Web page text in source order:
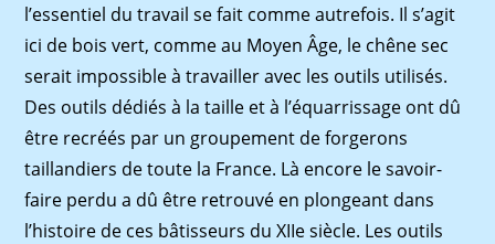
l’essentiel du travail se fait comme autrefois. Il s’agit
ici de bois vert, comme au Moyen Âge, le chêne sec
serait impossible à travailler avec les outils utilisés.
Des outils dédiés à la taille et à l’équarrissage ont dû
être recréés par un groupement de forgerons
taillandiers de toute la France. Là encore le savoir-
faire perdu a dû être retrouvé en plongeant dans
l’histoire de ces bâtisseurs du XIIe siècle. Les outils